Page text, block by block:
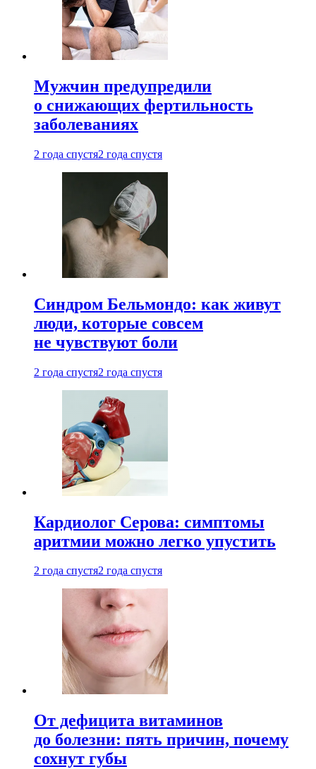
Мужчин предупредили
о снижающих фертильность
заболеваниях
2 года спустя2 года спустя
Синдром Бельмондо: как живут
люди, которые совсем
не чувствуют боли
2 года спустя2 года спустя
Кардиолог Серова: симптомы
аритмии можно легко упустить
2 года спустя2 года спустя
От дефицита витаминов
до болезни: пять причин, почему
сохнут губы